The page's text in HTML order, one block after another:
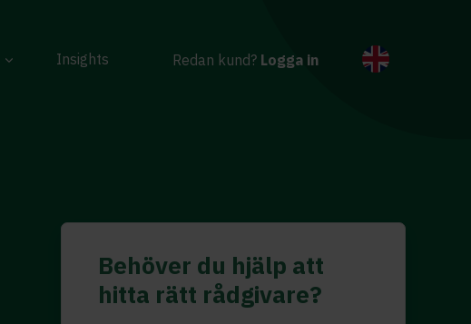
Insights Redan kund? Logga in
Behöver du hjälp att
hitta rätt rådgivare?